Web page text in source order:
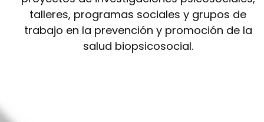
talleres, programas sociales y grupos de
trabajo en la prevención y promoción de la
salud biopsicosocial.